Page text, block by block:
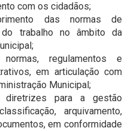
com os cidadãos;
das normas de
trabalho no âmbito da
regulamentos e
em articulação com
Municipal;
diretrizes para a gestão
arquivamento,
em conformidade